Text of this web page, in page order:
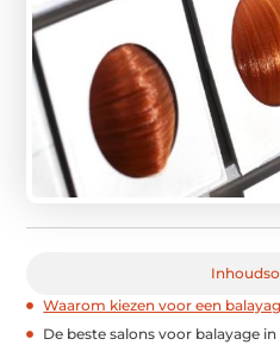
Waarom kiezen voor een
De beste salons voor balayage